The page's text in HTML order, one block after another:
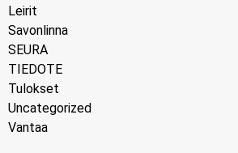
Leirit
Savonlinna
SEURA
TIEDOTE
Tulokset
Uncategorized
Vantaa